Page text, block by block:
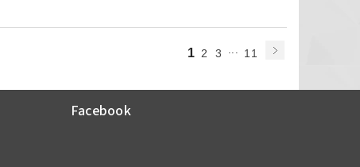
1 2 3 ... 11
Facebook